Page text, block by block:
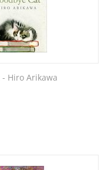
Hiro Arikawa